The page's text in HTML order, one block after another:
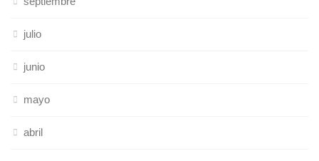
julio
junio
mayo
abril